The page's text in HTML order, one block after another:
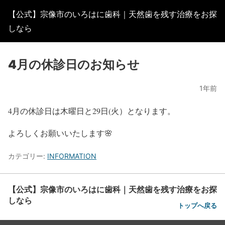
【公式】宗像市のいろはに歯科｜天然歯を残す治療をお探
しなら
4月の休診日のお知らせ
1年前
4月の休診日は木曜日と29日(火）となります。
よろしくお願いいたします🌸
カテゴリー: INFORMATION
【公式】宗像市のいろはに歯科｜天然歯を残す治療をお探
しなら
トップへ戻る